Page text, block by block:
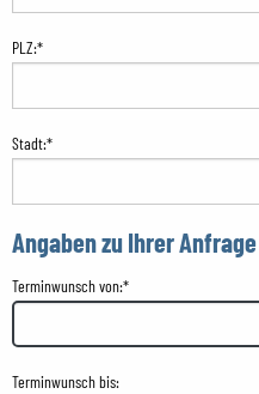
PLZ:*
Stadt:*
Angaben zu Ihrer Anfrage
Terminwunsch von:*
Terminwunsch bis: